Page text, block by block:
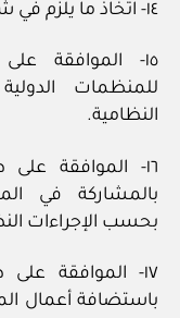
١٤- اتخاذ ما يلزم في شأن قرارات المنظمات الدولية.
١٥- الموافقة
للمنظمات
النظامية.
١٦- الموافقة
بالمشاركة في
بحسب الإجراءات
١٧- الموافقة
باستضافة أعمال